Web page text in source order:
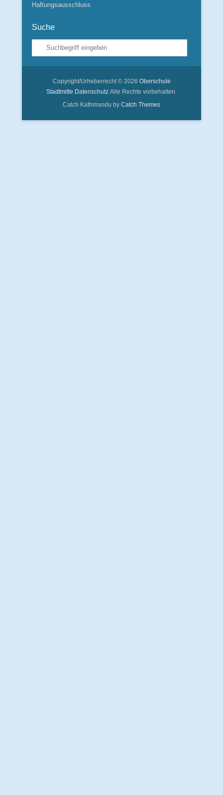
Haftungsausschluss
Suche
Suche
Copyright/Urheberrecht © 2026 Oberschule
Stadtmitte Datenschutz Alle Rechte vorbehalten.
Catch Kathmandu by Catch Themes